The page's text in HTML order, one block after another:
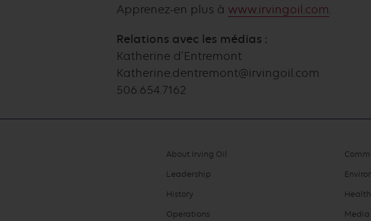
Apprenez-en plus à www.irvingoil.com.
Relations avec les médias :
Katherine d’Entremont
Katherine.dentremont@irvingoil.com
506.654.7162
Footer
menu
About Irving Oil
Leadership
History
Operations Media